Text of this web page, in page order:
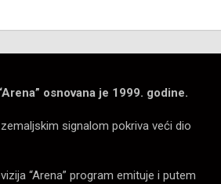
osnovana je 1999. godine.
signalom pokriva veći dio
“Arena” program emituje i putem